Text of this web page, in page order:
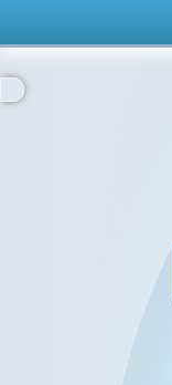
السيسي يؤكد استعداد